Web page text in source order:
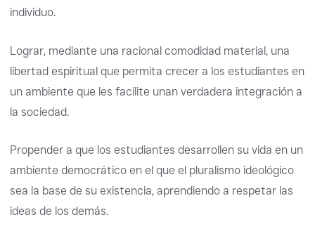
individuo.
Lograr, mediante una racional comodidad material, una
libertad espiritual que permita crecer a los estudiantes en
un ambiente que les facilite unan verdadera integración a
la sociedad.
Propender a que los estudiantes desarrollen su vida en un
ambiente democrático en el que el pluralismo ideológico
sea la base de su existencia, aprendiendo a respetar las
ideas de los demás.